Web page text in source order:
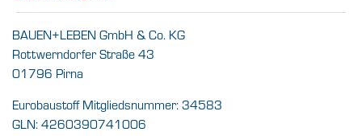
BAUEN+LEBEN GmbH & Co. KG
Rottwerndorfer Straße 43
01796 Pirna
Eurobaustoff Mitgliedsnummer: 34583
GLN: 4260390741006